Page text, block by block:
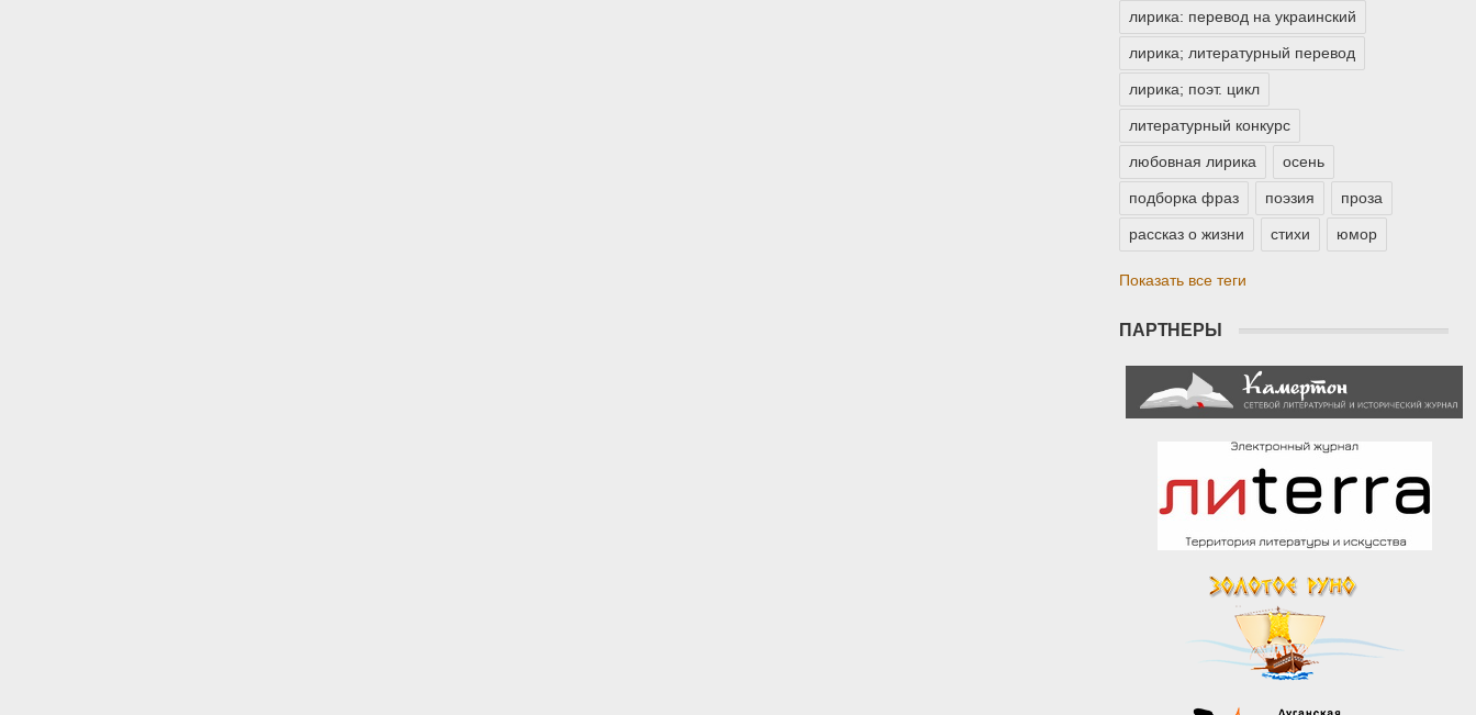
лирика: перевод на украинский
лирика; литературный перевод
лирика; поэт. цикл
литературный конкурс
любовная лирика осень
подборка фраз поэзия проза
рассказ о жизни стихи юмор
Показать все теги
ПАРТНЕРЫ